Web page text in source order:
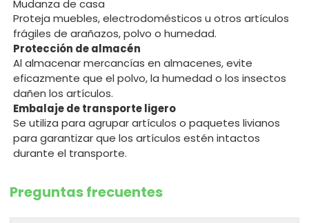
Mudanza de casa
Proteja muebles, electrodomésticos u otros artículos
frágiles de arañazos, polvo o humedad.
Protección de almacén
Al almacenar mercancías en almacenes, evite
eficazmente que el polvo, la humedad o los insectos
dañen los artículos.
Embalaje de transporte ligero
Se utiliza para agrupar artículos o paquetes livianos
para garantizar que los artículos estén intactos
durante el transporte.
Preguntas frecuentes